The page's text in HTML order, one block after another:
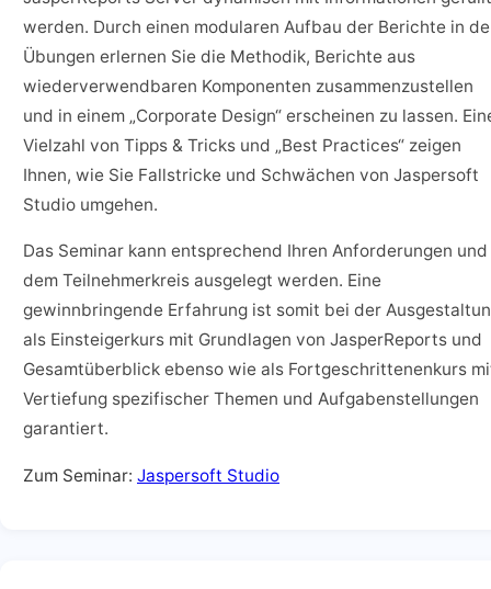
werden. Durch einen modularen Aufbau der Berichte in
Übungen erlernen Sie die Methodik, Berichte aus
wiederverwendbaren Komponenten zusammenzustellen
und in einem „Corporate Design“ erscheinen zu lassen.
Vielzahl von Tipps & Tricks und „Best Practices“ zeigen
Ihnen, wie Sie Fallstricke und Schwächen von Jaspersoft
Studio umgehen.
Das Seminar kann entsprechend Ihren Anforderungen und
dem Teilnehmerkreis ausgelegt werden. Eine
gewinnbringende Erfahrung ist somit bei der
als Einsteigerkurs mit Grundlagen von JasperReports und
Gesamtüberblick ebenso wie als Fortgeschrittenenkurs
Vertiefung spezifischer Themen und Aufgabenstellungen
garantiert.
Zum Seminar: Jaspersoft Studio